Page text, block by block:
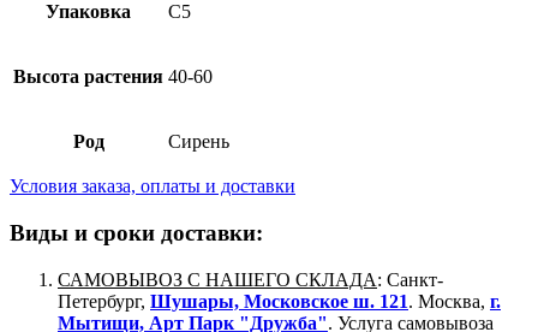
Упаковка C5
Высота растения 40-60
Род Сирень
Условия заказа, оплаты и доставки
Виды и сроки доставки:
САМОВЫВОЗ С НАШЕГО СКЛАДА: Санкт-
Петербург, Шушары, Московское ш. 121. Москва, г.
Мытищи, Арт Парк "Дружба". Услуга самовывоза